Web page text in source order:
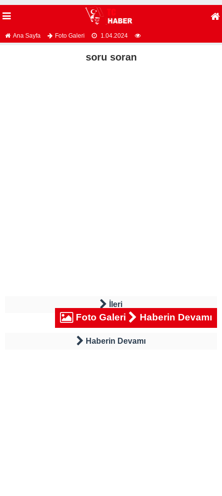
Ana Sayfa Foto Galeri 1.04.2024
soru soran
İleri
Foto Galeri Haberin Devamı
Haberin Devamı